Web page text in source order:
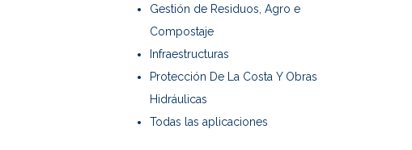
Gestión de Residuos, Agro e
Compostaje
Infraestructuras
Protección De La Costa Y Obras
Hidráulicas
Todas las aplicaciones